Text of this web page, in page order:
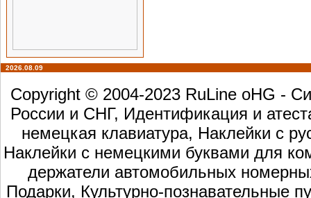
2026.08.09
Copyright © 2004-2023 RuLine oHG -
России и СНГ, Идентификация и
немецкая клавиатура, Наклейки с
Наклейки с немецкими буквами для
держатели автомобильных
Подарки, Культурно-познавательные